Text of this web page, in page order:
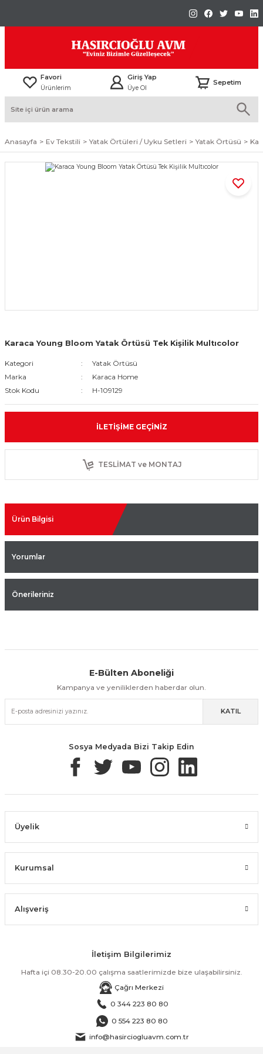
Favori
Ürünlerim
Giriş Yap
Üye Ol
Sepetim
Anasayfa Ev Tekstili Yatak Örtüleri / Uyku Setleri Yatak Örtüsü
Karaca Young Bloom Yatak Örtüsü Tek Kişilik Multıcolor
Kategori
Yatak Örtüsü
Marka
Karaca Home
Stok Kodu
H-109129
İLETIŞIME GEÇINIZ
TESLİMAT ve MONTAJ
Ürün Bilgisi
Yorumlar
Önerileriniz
Kolay İade & Değişim Güvenli Alışveriş
Güvenli Paketleme Taksit / Havale İle Alışveriş Kolay İade & Değişim
E-Bülten Aboneliği
Kampanya ve yeniliklerden haberdar olun.
KATIL
Sosya Medyada Bizi Takip Edin
Üyelik
Kurumsal
Alışveriş
İletişim Bilgilerimiz
Hafta içi 08.30-20.00 çalışma saatlerimizde bize ulaşabilirsiniz.
Çağrı Merkezi
0 344 223 80 80
0 554 223 80 80
info@hasirciogluavm.com.tr